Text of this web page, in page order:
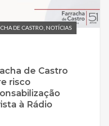
DE CASTRO, NOTÍCIAS
de Castro
risco
à Rádio